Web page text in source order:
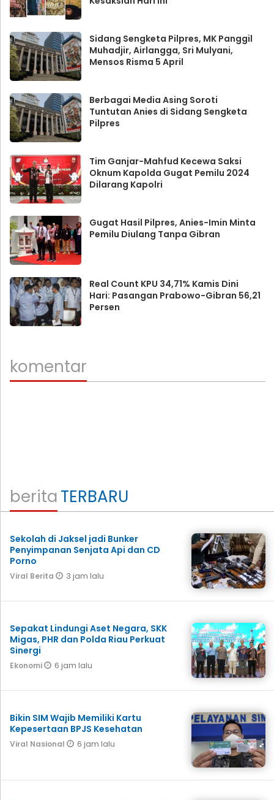
Sidang Sengketa Pilpres, MK Panggil
Muhadjir, Airlangga, Sri Mulyani,
Mensos Risma 5 April
Berbagai Media Asing Soroti
Tuntutan Anies di Sidang Sengketa
Pilpres
Tim Ganjar-Mahfud Kecewa Saksi
Oknum Kapolda Gugat Pemilu 2024
Dilarang Kapolri
Gugat Hasil Pilpres, Anies-Imin Minta
Pemilu Diulang Tanpa Gibran
Real Count KPU 34,71% Kamis Dini
Hari: Pasangan Prabowo-Gibran 56,21
Persen
komentar
beritaTERBARU
Sekolah di Jaksel jadi Bunker
Penyimpanan Senjata Api dan CD
Porno
Viral Berita 3 jam lalu
Sepakat Lindungi Aset Negara, SKK
Migas, PHR dan Polda Riau Perkuat
Sinergi
Ekonomi 6 jam lalu
Bikin SIM Wajib Memiliki Kartu
Kepesertaan BPJS Kesehatan
Viral Nasional 6 jam lalu